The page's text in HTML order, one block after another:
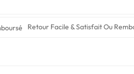
Retour Facile & Satisfait Ou